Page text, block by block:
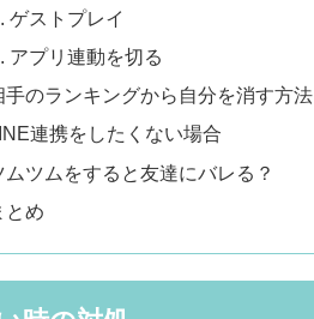
ゲストプレイ
アプリ連動を切る
手のランキングから自分を消す方法
連携をしたくない場合
ムツムをすると友達にバレる？
とめ